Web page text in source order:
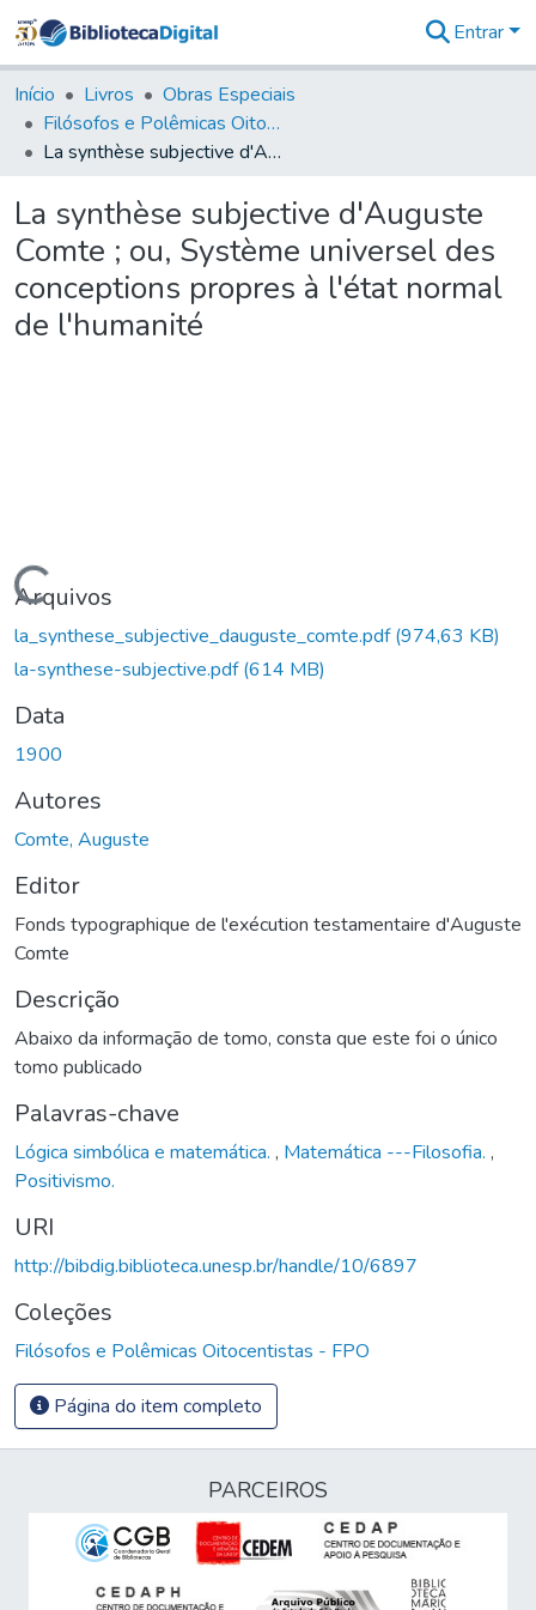
&
Coleções
Tudo na
Biblioteca
Estatísticas
Entrar
Início Livros
Obras Especiais
Filósofos e Polêmicas Oitocentistas - FPO
La synthèse subjective d'Auguste Comte ; ou, Système universel des conceptions propres à l'état normal de l'humanité
La synthèse subjective d'Auguste
Comte ; ou, Système universel des
conceptions propres à l'état normal
de l'humanité
Carregando...
Arquivos
la_synthese_subjective_dauguste_comte.pdf(974,63 KB)
la-synthese-subjective.pdf(614 MB)
Data
1900
Autores
Comte, Auguste
Editor
Fonds typographique de l'exécution testamentaire d'Auguste
Comte
Descrição
Abaixo da informação de tomo, consta que este foi o único
tomo publicado
Palavras-chave
Lógica simbólica e matemática. , Matemática ---Filosofia. ,
Positivismo.
URI
http://bibdig.biblioteca.unesp.br/handle/10/6897
Coleções
Filósofos e Polêmicas Oitocentistas - FPO
Página do item completo
PARCEIROS